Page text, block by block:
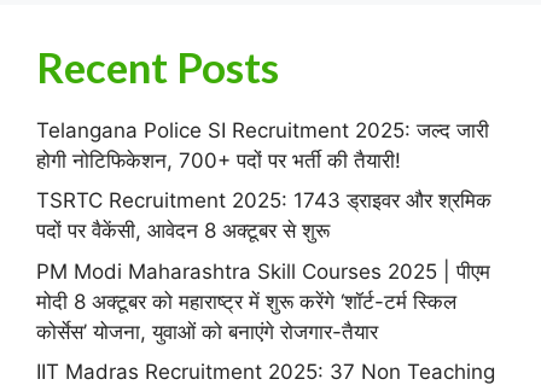
Recent Posts
Telangana Police SI Recruitment 2025: जल्द जारी
होगी नोटिफिकेशन, 700+ पदों पर भर्ती की तैयारी!
TSRTC Recruitment 2025: 1743 ड्राइवर और श्रमिक
पदों पर वैकेंसी, आवेदन 8 अक्टूबर से शुरू
PM Modi Maharashtra Skill Courses 2025 | पीएम
मोदी 8 अक्टूबर को महाराष्ट्र में शुरू करेंगे ‘शॉर्ट-टर्म स्किल
कोर्सेस’ योजना, युवाओं को बनाएंगे रोजगार-तैयार
IIT Madras Recruitment 2025: 37 Non Teaching